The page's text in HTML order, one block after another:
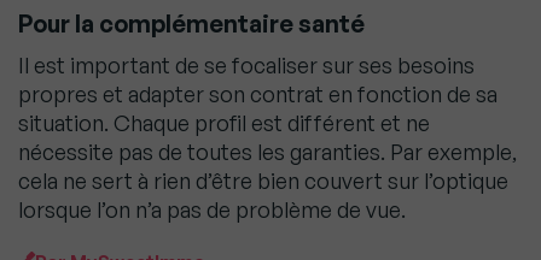
Pour la complémentaire santé
Il est important de se focaliser sur ses besoins
propres et adapter son contrat en fonction de sa
situation. Chaque profil est différent et ne
nécessite pas de toutes les garanties. Par exemple,
cela ne sert à rien d’être bien couvert sur l’optique
lorsque l’on n’a pas de problème de vue.